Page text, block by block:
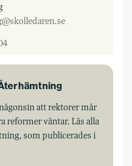
att rektorer mår
reformer väntar. Läs alla
som publicerades i